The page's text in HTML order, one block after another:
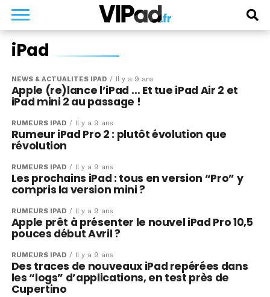
iPad
NEWS & ACTUALITÉS IPAD Il y a 9 ans
Apple (re)lance l’iPad … Et tue iPad Air 2 et
iPad mini 2 au passage !
RUMEURS IPAD Il y a 9 ans
Rumeur iPad Pro 2 : plutôt évolution que
révolution
RUMEURS IPAD Il y a 9 ans
Les prochains iPad : tous en version “Pro” y
compris la version mini ?
RUMEURS IPAD Il y a 9 ans
Apple prêt à présenter le nouvel iPad Pro 10,5
pouces début Avril ?
RUMEURS IPAD Il y a 9 ans
Des traces de nouveaux iPad repérées dans
les “logs” d’applications, en test près de
Cupertino